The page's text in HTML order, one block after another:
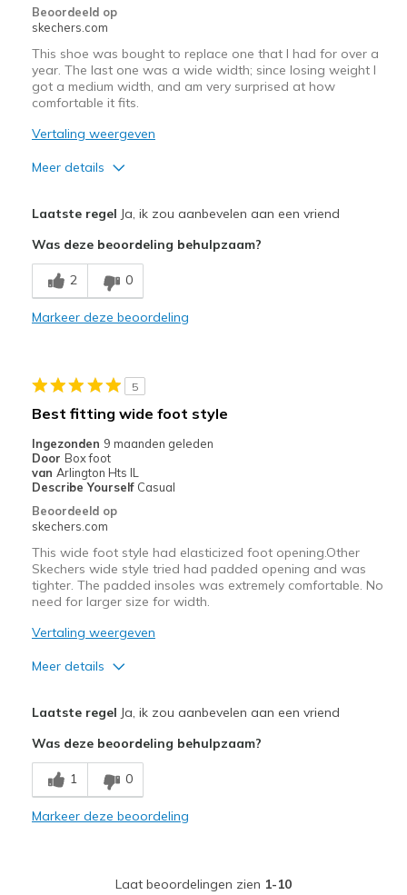
Width
Sizing
View On Shoes
Shoes are for Wearing
Beoordeeld op
skechers.com
This shoe was bought to replace one that I had for over a
year. The last one was a wide width; since losing weight I
got a medium width, and am very surprised at how
comfortable it fits.
Vertaling weergeven
Meer details
Comfortable
Minpunten
Need Break In
Casual Wear
Width
Sizing
Feels true to size
View On Shoes
Laatste regel Ja, ik zou aanbevelen aan een vriend
Was deze beoordeling behulpzaam?
2 0
Markeer deze beoordeling
5
Best fitting wide foot style
Ingezonden 9 maanden geleden
Door Box foot
van Arlington Hts IL
Describe Yourself Casual
Beoordeeld op
skechers.com
This wide foot style had elasticized foot opening.Other
Skechers wide style tried had padded opening and was
tighter. The padded insoles was extremely comfortable. No
need for larger size for width.
Vertaling weergeven
Meer details
Breathe Well
Comfortable
Laatste regel Ja, ik zou aanbevelen aan een vriend
Was deze beoordeling behulpzaam?
1 0
Markeer deze beoordeling
Laat beoordelingen zien 1-10